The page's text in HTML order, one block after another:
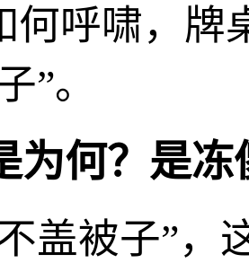
何呼啸，牌
”。
为何？是
盖被子”，